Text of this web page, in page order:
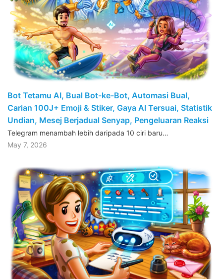
Bot Tetamu AI, Bual Bot-ke-Bot, Automasi Bual,
Carian 100J+ Emoji & Stiker, Gaya AI Tersuai, Statistik
Undian, Mesej Berjadual Senyap, Pengeluaran Reaksi
Telegram menambah lebih daripada 10 ciri baru…
May 7, 2026